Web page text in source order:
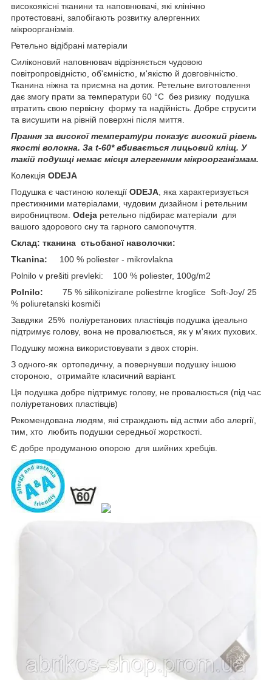
високоякісні тканини та наповнювачі, які клінічно
протестовані, запобігають розвитку алергенних
мікроорганізмів.
Ретельно відібрані матеріали
Силіконовий наповнювач відрізняється чудовою
повітропровідністю, об'ємністю, м'якістю й довговічністю.
Тканина ніжна та приємна на дотик. Ретельне виготовлення
дає змогу прати за температури 60 °C без ризику подушка
втратить свою первісну форму та надійність. Добре струсити
та висушити на рівній поверхні після миття.
Прання за високої температури показує високий рівень
якості волокна. За t-60* вбивається лицьовий кліщ. У
такій подушці немає місця алергенним мікроорганізмам.
Колекція ODEJA
Подушка є частиною колекції ODEJA , яка характеризується
престижними матеріалами, чудовим дизайном і ретельним
виробництвом. Odeja ретельно підбирає матеріали для
вашого здорового сну та гарного самопочуття.
Склад: тканина стьобаної наволочки:
Tkanina:
100 % poliester - mikrovlakna
Polnilo v prešiti prevleki: 100 % poliester, 100g/m2
Polnilo: 75 % silikonizirane poliestrne kroglice Soft-Joy/ 25
% poliuretanski kosmiči
Завдяки 25% поліуретанових пластівців подушка ідеально
підтримує голову, вона не провалюється, як у м'яких пухових.
Подушку можна використовувати з двох сторін.
З одного-як ортопедичну, а повернувши подушку іншою
стороною, отримайте класичний варіант.
Ця подушка добре підтримує голову, не провалюється (під час
поліуретанових пластівців)
Рекомендована людям, які страждають від астми або алергії,
тим, хто любить подушки середньої жорсткості.
Є добре продуманою опорою для шийних хребців.